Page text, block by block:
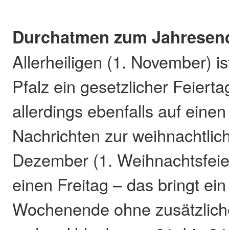
Durchatmen zum
Allerheiligen (1. November)
Pfalz ein gesetzlicher
allerdings ebenfalls auf
Nachrichten zur
Dezember (1.
einen Freitag – das bringt
Wochenende ohne